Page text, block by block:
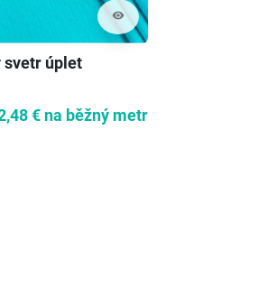
visibility
svetr úplet
€ na běžný metr